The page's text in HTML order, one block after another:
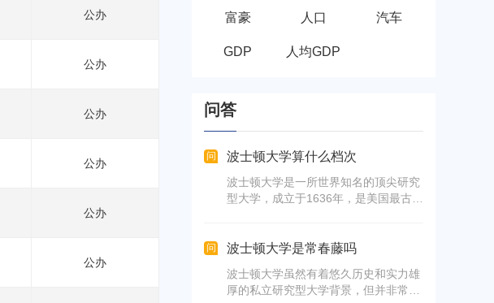
公办
公办
公办
公办
公办
公办
富豪 人口 汽车
GDP 人均GDP
问答
问 波士顿大学算什么档次
波士顿大学是一所世界知名的顶尖研究
型大学，成立于1636年，是美国最古老
和美国大学协会的成员，曾多次进入世
领域排名靠前。校友资源丰富，包括政
界要员、商界巨头等。波士顿大学毕业
问 波士顿大学是常春藤吗
波士顿大学虽然有着悠久历史和实力雄
厚的私立研究型大学背景，但并非常春